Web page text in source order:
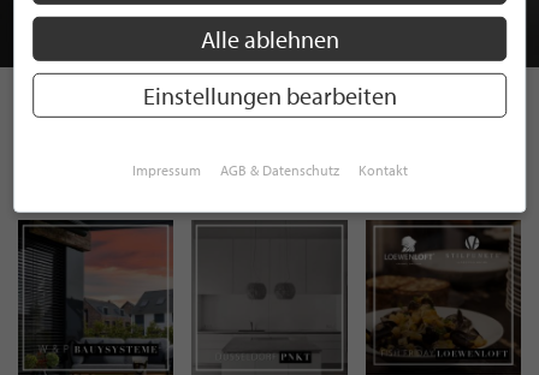
JETZT GRATIS BEWERBEN
INSTAGRAM
Alle ablehnen
Einstellungen bearbeiten
Impressum AGB & Datenschutz Kontakt